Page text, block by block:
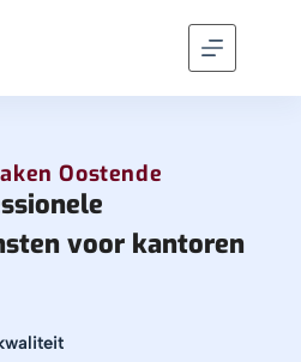
Oostende
voor kantoren